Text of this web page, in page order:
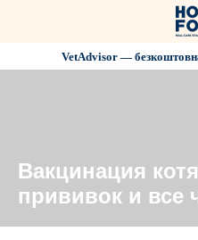
VetAdvisor —
Вакцинация
прививок и все